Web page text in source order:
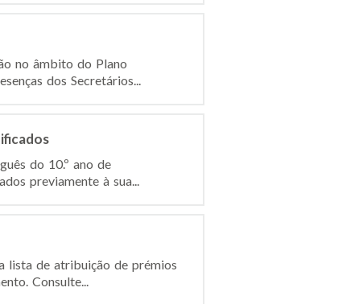
no âmbito do Plano
dos Secretários...
do 10.º ano de
previamente à sua...
lista de atribuição de prémios
Consulte...